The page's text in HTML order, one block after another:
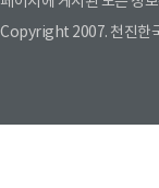
Copyright 2007. 천진한